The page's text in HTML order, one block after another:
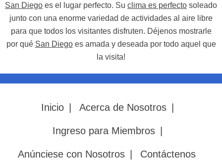
San Diego es el lugar perfecto. Su clima es perfecto soleado
junto con una enorme variedad de actividades al aire libre
para que todos los visitantes disfruten. Déjenos mostrarle
por qué San Diegoes amada y deseada por todo aquel que
la visita!
Inicio Acerca de Nosotros
Ingreso para Miembros
Anúnciese con Nosotros Contáctenos